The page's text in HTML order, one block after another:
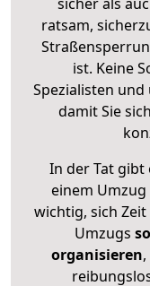
ratsam,
ist. Keine
Spezialisten
damit Sie
In der Tat gibt
einem Umzug
wichtig, sich
Umzugs
organisieren